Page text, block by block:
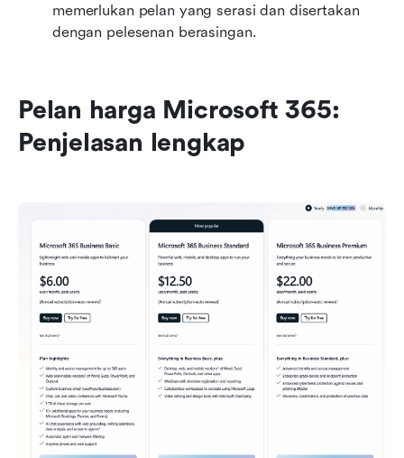
memerlukan pelan yang serasi dan disertakan
dengan pelesenan berasingan.
Pelan harga Microsoft 365:
Penjelasan lengkap